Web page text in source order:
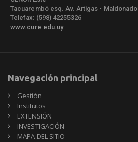
Tacuarembó esq. Av. Artigas - Maldonado
Telefax: (598) 42255326
www.cure.edu.uy
Navegación principal
Gestión
Institutos
EXTENSIÓN
INVESTIGACIÓN
MAPA DEL SITIO